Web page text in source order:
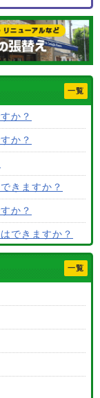
一覧
か？
か？
きますか？
か？
できますか？
一覧